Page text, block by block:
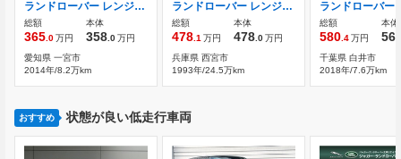
ランドローバー レンジローバー 3.0 V6 スーパーチャージド ヴォーグ 4WD
総額
365 .0万円
本体
358 .0万円
愛知県 一宮市
2014年/8.2万km
ランドローバー レンジローバー バンデンプラ 4WD エンジンOH ブレーキOH エアサスOH 点火系
総額
478 .1 万円
本体
478 .0万円
兵庫県 西宮市
1993年/24.5万km
総額
580 .4万円
本体
千葉県 白井市
2018年/7.6万km
おすすめ 状態が良い低走行車両